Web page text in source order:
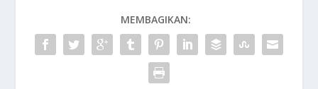
MEMBAGIKAN: